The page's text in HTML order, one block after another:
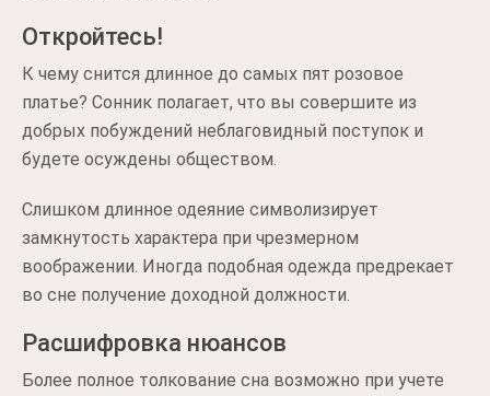
Откройтесь!
К чему снится длинное до самых пят розовое
платье? Сонник полагает, что вы совершите из
добрых побуждений неблаговидный поступок и
будете осуждены обществом.
Слишком длинное одеяние символизирует
замкнутость характера при чрезмерном
воображении. Иногда подобная одежда предрекает
во сне получение доходной должности.
Расшифровка нюансов
Более полное толкование сна возможно при учете